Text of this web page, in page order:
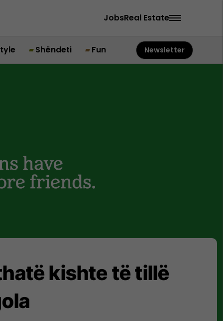
JobsReal Estate
Shëndeti Fun Newsletter
kishte të tillë